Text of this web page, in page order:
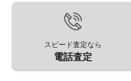
スピード査定なら
電話査定